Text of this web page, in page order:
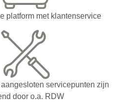
platform met klantenservice
servicepunten zijn
door o.a. RDW